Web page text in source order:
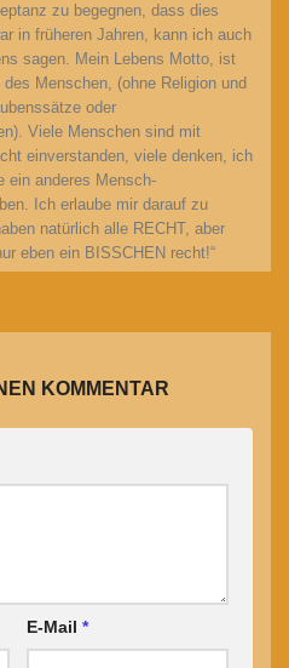
zu begegnen, dass dies
in früheren Jahren, kann ich auch
sagen. Mein Lebens Motto, ist
Menschen, (ohne Religion und
oder
Viele Menschen sind mit
einverstanden, viele denken, ich
ein anderes Mensch-
Ich erlaube mir darauf zu
natürlich alle RECHT, aber
eben ein BISSCHEN recht!“
KOMMENTAR
E-Mail *